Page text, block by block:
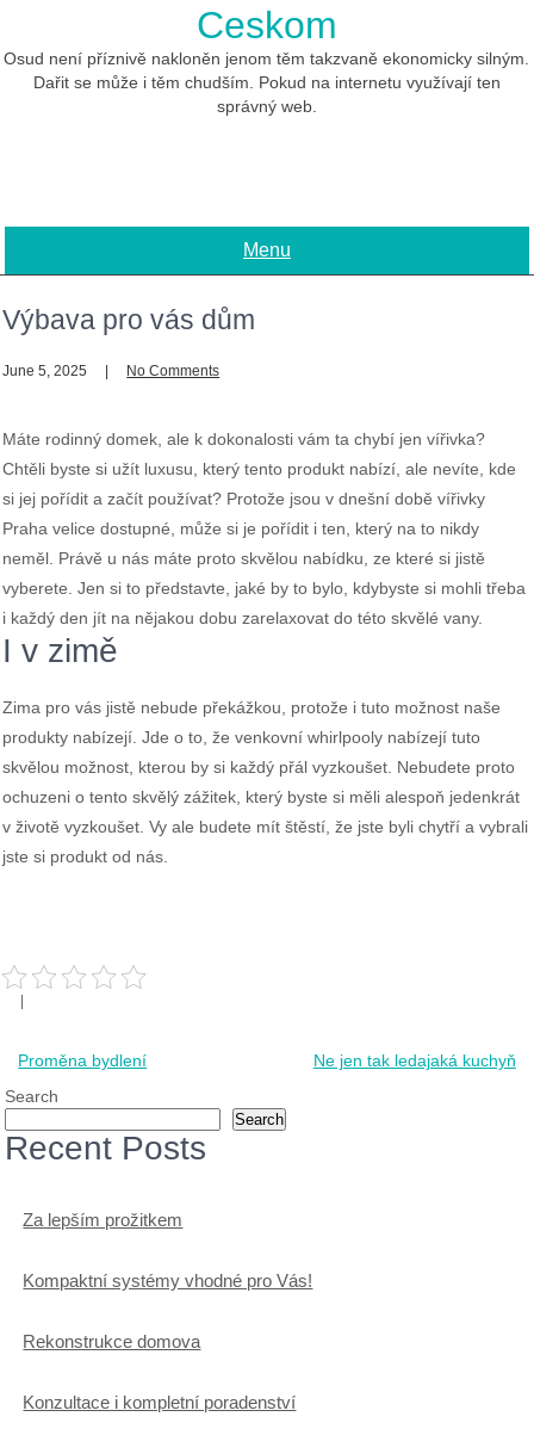
content
Ceskom
Osud není příznivě nakloněn jenom těm takzvaně ekonomicky silným.
Dařit se může i těm chudším. Pokud na internetu využívají ten
správný web.
Menu
Výbava pro vás dům
June 5, 2025 No Comments
Máte rodinný domek, ale k dokonalosti vám ta chybí jen vířivka?
Chtěli byste si užít luxusu, který tento produkt nabízí, ale nevíte, kde
si jej pořídit a začít používat? Protože jsou v dnešní doběvířivky
Praha velice dostupné, může si je pořídit i ten, který na to nikdy
neměl. Právě u nás máte proto skvělou nabídku, ze které si jistě
vyberete. Jen si to představte, jaké by to bylo, kdybyste si mohli třeba
i každý den jít na nějakou dobu zarelaxovat do této skvělé vany.
I v zimě
Zima pro vás jistě nebude překážkou, protože i tuto možnost naše
produkty nabízejí. Jde o to, že venkovní whirlpooly nabízejí tuto
skvělou možnost, kterou by si každý přál vyzkoušet. Nebudete proto
ochuzeni o tento skvělý zážitek, který byste si měli alespoň jedenkrát
v životě vyzkoušet. Vy ale budete mít štěstí, že jste byli chytří a vybrali
jste si produkt od nás.
navigation
Proměna bydlení
Ne jen tak ledajaká kuchyň
Search
Search
Recent Posts
Za lepším prožitkem
Kompaktní systémy vhodné pro Vás!
Rekonstrukce domova
Konzultace i kompletní poradenství